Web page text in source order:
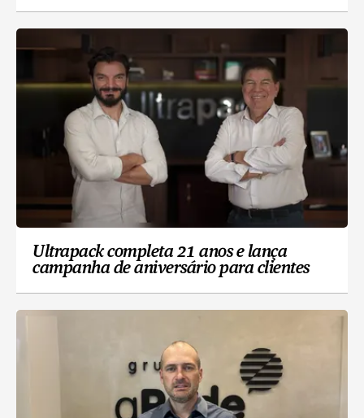
Ultrapack completa 21 anos e lança
campanha de aniversário para clientes